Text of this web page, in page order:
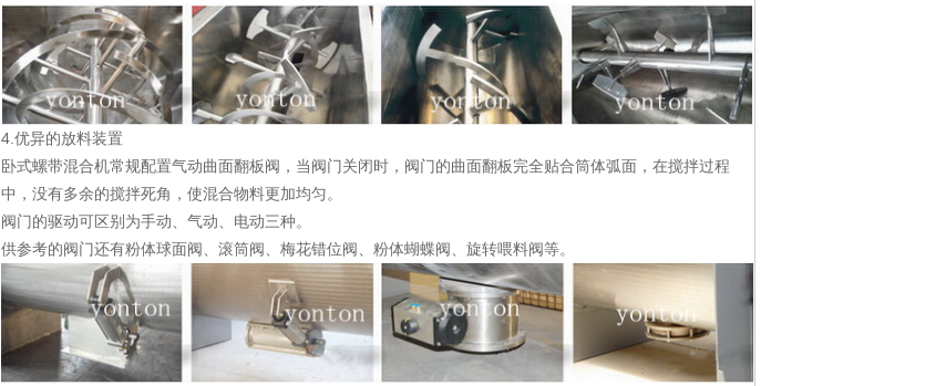
4.优异的放料装置
卧式螺带混合机常规配置气动曲面翻板阀，当阀门关闭时，阀门的曲面翻板完全贴合筒体弧面，在搅拌过程
中，没有多余的搅拌死角，使混合物料更加均匀。
阀门的驱动可区别为手动、气动、电动三种。
供参考的阀门还有粉体球面阀、滚筒阀、梅花错位阀、粉体蝴蝶阀、旋转喂料阀等。